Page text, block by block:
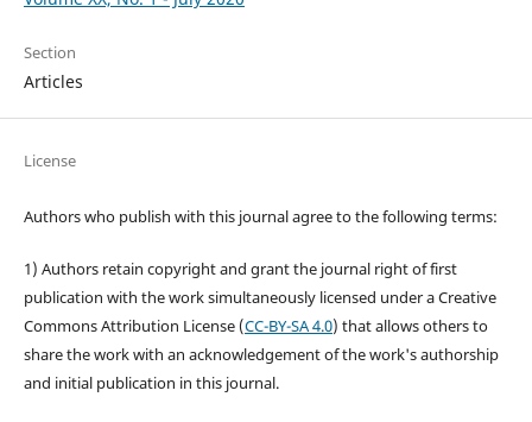
Section
Articles
License
Authors who publish with this journal agree to the following terms:
1) Authors retain copyright and grant the journal right of first
publication with the work simultaneously licensed under a Creative
Commons Attribution License (CC-BY-SA 4.0) that allows others to
share the work with an acknowledgement of the work's authorship
and initial publication in this journal.